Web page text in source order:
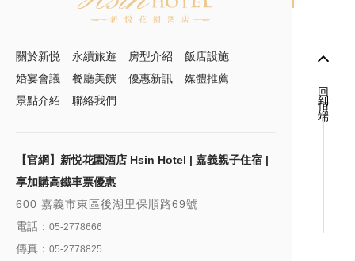
回到頂端
永續旅遊 房型介紹
飯店設施